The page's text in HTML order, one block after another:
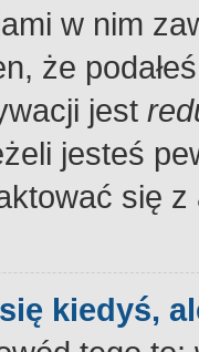
w nim
że
jest
jesteś
się
kiedyś,